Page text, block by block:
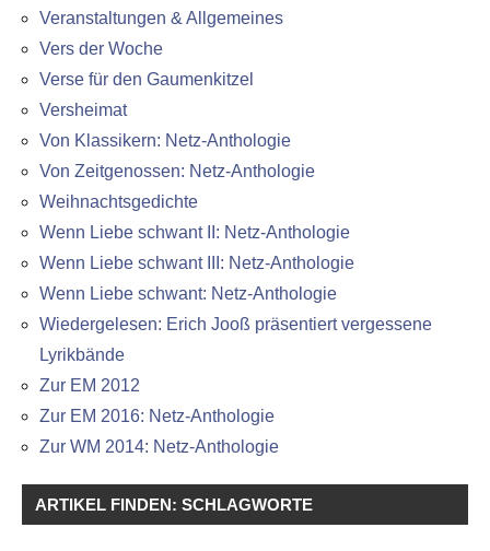
Veranstaltungen & Allgemeines
Vers der Woche
Verse für den Gaumenkitzel
Versheimat
Von Klassikern: Netz-Anthologie
Von Zeitgenossen: Netz-Anthologie
Weihnachtsgedichte
Wenn Liebe schwant II: Netz-Anthologie
Wenn Liebe schwant III: Netz-Anthologie
Wenn Liebe schwant: Netz-Anthologie
Wiedergelesen: Erich Jooß präsentiert vergessene
Lyrikbände
Zur EM 2012
Zur EM 2016: Netz-Anthologie
Zur WM 2014: Netz-Anthologie
ARTIKEL FINDEN: SCHLAGWORTE